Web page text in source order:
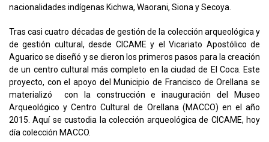
nacionalidades indígenas Kichwa, Waorani, Siona y Secoya.
Tras casi cuatro décadas de gestión de la colección arqueológica y
de gestión cultural, desde CICAME y el Vicariato Apostólico de
Aguarico se diseñó y se dieron los primeros pasos para la creación
de un centro cultural más completo en la ciudad de El Coca. Este
proyecto, con el apoyo del Municipio de Francisco de Orellana se
materializó con la construcción e inauguración del Museo
Arqueológico y Centro Cultural de Orellana (MACCO) en el año
2015. Aquí se custodia la colección arqueológica de CICAME, hoy
día colección MACCO.